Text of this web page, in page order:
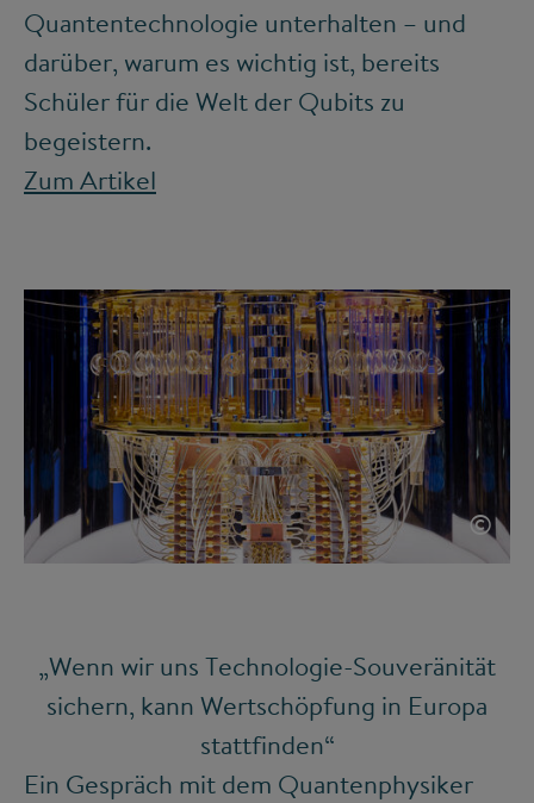
Quantentechnologie unterhalten – und
darüber, warum es wichtig ist, bereits
Schüler für die Welt der Qubits zu
begeistern.
Zum Artikel
©
„Wenn wir uns Technologie-Souveränität
sichern, kann Wertschöpfung in Europa
stattfinden“
Ein Gespräch mit dem Quantenphysiker